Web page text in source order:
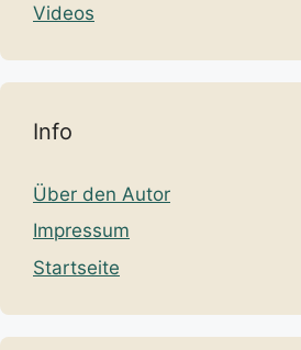
Videos
Info
Über den Autor
Impressum
Startseite